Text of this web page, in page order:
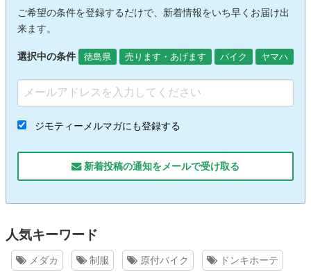
ご希望の条件を登録するだけで、新着情報をいち早くお届け出
来ます。
選択中の条件 徳島県 売ります・あげます バイク ヤマハ
ジモティーメルマガにも登録する
新着投稿の通知をメールで受け取る
人気キーワード
メダカ 制服 原付バイク ドンキホーテ